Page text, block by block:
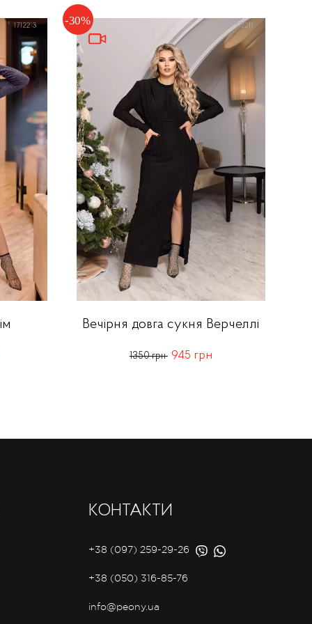
Вечірня довга сукня Верчеллі
1350 грн 945 грн
КОНТАКТИ
+38 (097) 259-29-26
+38 (050) 316-85-76
info@peony.ua